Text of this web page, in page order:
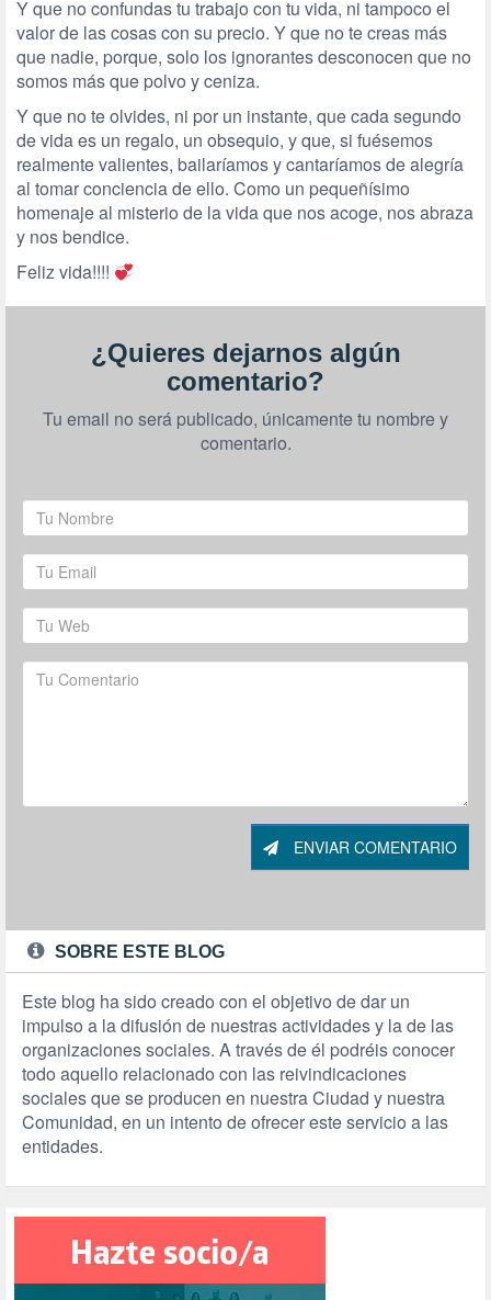
Y que no confundas tu trabajo con tu vida, ni tampoco el
valor de las cosas con su precio. Y que no te creas más
que nadie, porque, solo los ignorantes desconocen que no
somos más que polvo y ceniza.
Y que no te olvides, ni por un instante, que cada segundo
de vida es un regalo, un obsequio, y que, si fuésemos
realmente valientes, bailaríamos y cantaríamos de alegría
al tomar conciencia de ello. Como un pequeñísimo
homenaje al misterio de la vida que nos acoge, nos abraza
y nos bendice.
Feliz vida!!!!
¿Quieres dejarnos algún
comentario?
Tu email no será publicado, únicamente tu nombre y
comentario.
ENVIAR COMENTARIO
SOBRE ESTE BLOG
Este blog ha sido creado con el objetivo de dar un
impulso a la difusión de nuestras actividades y la de las
organizaciones sociales. A través de él podréis conocer
todo aquello relacionado con las reivindicaciones
sociales que se producen en nuestra Ciudad y nuestra
Comunidad, en un intento de ofrecer este servicio a las
entidades.